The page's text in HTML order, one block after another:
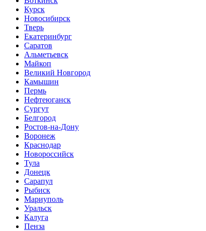
Курск
Новосибирск
Тверь
Екатеринбург
Саратов
Альметьевск
Майкоп
Великий Новгород
Камышин
Пермь
Нефтеюганск
Сургут
Белгород
Ростов-на-Дону
Воронеж
Краснодар
Новороссийск
Тула
Донецк
Сарапул
Рыбиск
Мариуполь
Уральск
Калуга
Пенза